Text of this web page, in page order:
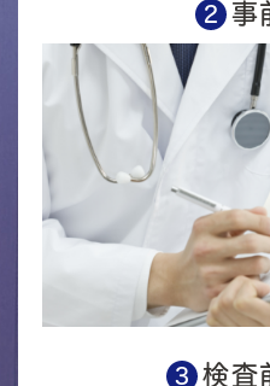
2 事
3 検査